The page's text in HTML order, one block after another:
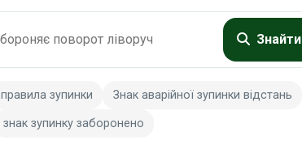
Знайти
правила зупинки Знак аварійної зупинки відстань
знак зупинку заборонено